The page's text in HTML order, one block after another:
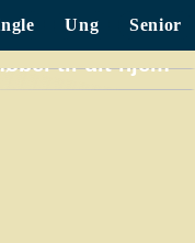
Ung Senior
perfekte
til dit hjem